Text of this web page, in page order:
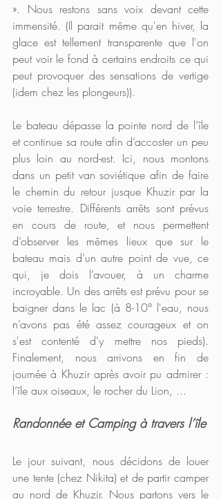
». Nous restons sans voix devant cette
immensité. (Il parait même qu'en hiver, la
glace est tellement transparente que l'on
peut voir le fond à certains endroits ce qui
peut provoquer des sensations de vertige
(idem chez les plongeurs)).
Le bateau dépasse la pointe nord de l’île
et continue sa route afin d’accoster un peu
plus loin au nord-est. Ici, nous montons
dans un petit van soviétique afin de faire
le chemin du retour jusque Khuzir par la
voie terrestre. Différents arrêts sont prévus
en cours de route, et nous permettent
d’observer les mêmes lieux que sur le
bateau mais d’un autre point de vue, ce
qui, je dois l’avouer, à un charme
incroyable. Un des arrêts est prévu pour se
baigner dans le lac (à 8-10° l'eau, nous
n’avons pas été assez courageux et on
s'est contenté d'y mettre nos pieds).
Finalement, nous arrivons en fin de
journée à Khuzir après avoir pu admirer :
l’île aux oiseaux, le rocher du Lion, ...
Randonnée et Camping à travers l’île
Le jour suivant, nous décidons de louer
une tente (chez Nikita) et de partir camper
au nord de Khuzir. Nous partons vers le